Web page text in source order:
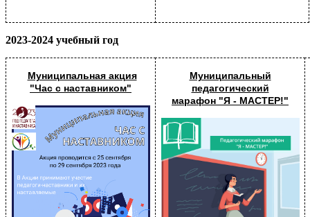
2023-2024 учебный год
Муниципальная акция
"Час с наставником"
Муниципальный
педагогический
марафон "Я - МАСТЕР!"